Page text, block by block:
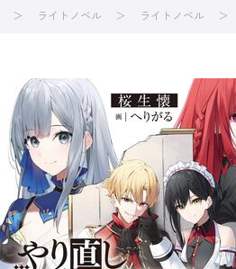
ライトノベル ライトノベル